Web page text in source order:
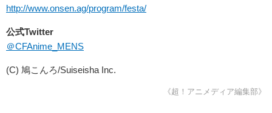
http://www.onsen.ag/program/festa/
公式Twitter
＠CFAnime_MENS
(C) 鳩こんろ/Suiseisha Inc.
《超！アニメディア編集部》